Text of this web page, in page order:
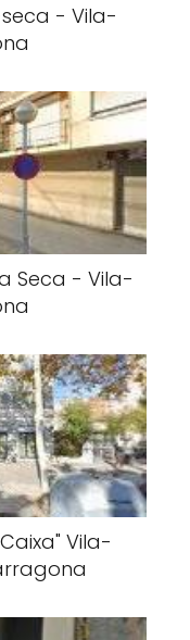
- Vila-
Seca - Vila-
Vila-